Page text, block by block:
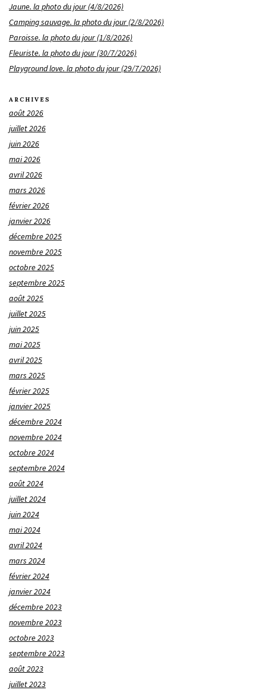
Jaune. la photo du jour (4/8/2026)
Camping sauvage. la photo du jour (2/8/2026)
Paroisse. la photo du jour (1/8/2026)
Fleuriste. la photo du jour (30/7/2026)
Playground love. la photo du jour (29/7/2026)
ARCHIVES
août 2026
juillet 2026
juin 2026
mai 2026
avril 2026
mars 2026
février 2026
janvier 2026
décembre 2025
novembre 2025
octobre 2025
septembre 2025
août 2025
juillet 2025
juin 2025
mai 2025
avril 2025
mars 2025
février 2025
janvier 2025
décembre 2024
novembre 2024
octobre 2024
septembre 2024
août 2024
juillet 2024
juin 2024
mai 2024
avril 2024
mars 2024
février 2024
janvier 2024
décembre 2023
novembre 2023
octobre 2023
septembre 2023
août 2023
juillet 2023